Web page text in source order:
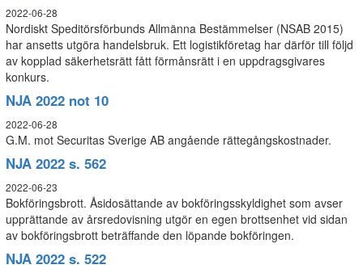
2022-06-28
Nordiskt Speditörsförbunds Allmänna Bestämmelser (NSAB 2015)
har ansetts utgöra handelsbruk. Ett logistikföretag har därför till följd
av kopplad säkerhetsrätt fått förmånsrätt i en uppdragsgivares
konkurs.
NJA 2022 not 10
2022-06-28
G.M. mot Securitas Sverige AB angående rättegångskostnader.
NJA 2022 s. 562
2022-06-23
Bokföringsbrott. Åsidosättande av bokföringsskyldighet som avser
upprättande av årsredovisning utgör en egen brottsenhet vid sidan
av bokföringsbrott beträffande den löpande bokföringen.
NJA 2022 s. 522